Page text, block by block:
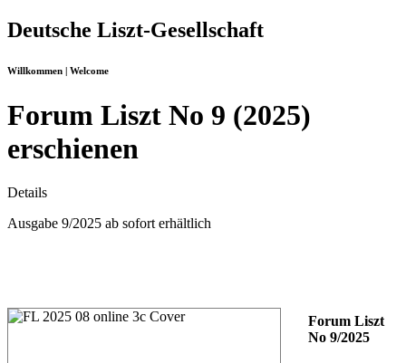
Deutsche Liszt-Gesellschaft
Willkommen | Welcome
Forum Liszt No 9 (2025)
erschienen
Details
Ausgabe 9/2025 ab sofort erhältlich
Forum Liszt
No 9/2025